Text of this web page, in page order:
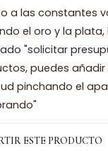
a las constantes
el oro y la
"solicitar
puedes
pinchando el
ESTE PRODUCTO